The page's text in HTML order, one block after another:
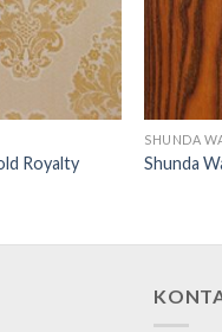
Royalty
SHUNDA
Shunda